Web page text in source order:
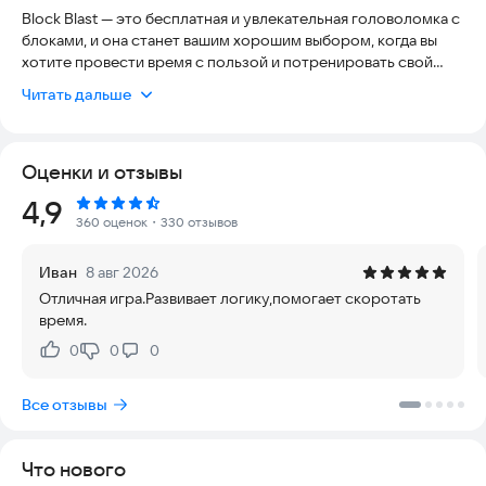
Block Blast — это бесплатная и увлекательная головоломка с
блоками, и она станет вашим хорошим выбором, когда вы
хотите провести время с пользой и потренировать свой
совмещайте и удаляйте как можно больше блоков на
ваш интеллект, развивая логическое мышление.
Игра в блоки-головоломки имеет два интересных и крутых
режима: классический режим и режим приключений,
обеспечивая расслабляющий игровой опыт на 300 уровней.
интеллект и логические способности. Игра в блоки-
головоломки полностью бесплатна и не требует
подключения к интернету — вы можете принять вызов
логических головоломок в офлайн-режиме. Пришло время
отправиться в увлекательное путешествие по
тренировочном процессе для мозга, чтобы заполнять
Читать дальше
Оценки и отзывы
Рейтинг:
4,9 360 оценок ・330 отзывов
Иван 8 авг 2026
Отличная игра.Развивает логику,помогает скоротать
время.
Нравится:
0Не нравится:
0 0
Все отзывы
Что нового